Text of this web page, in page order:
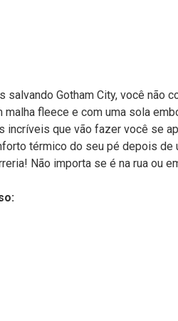
salvando Gotham City, você não
fleece e com uma sola
incríveis que vão fazer você se
térmico do seu pé depois
Não importa se é na rua ou